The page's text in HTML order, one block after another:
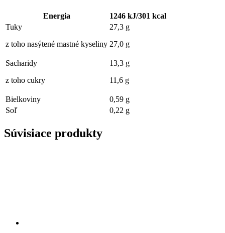
Energia
1246 kJ/301 kcal
Tuky
z toho nasýtené mastné kyseliny
27,3 g
27,0 g
Sacharidy
z toho cukry
13,3 g
11,6 g
Bielkoviny
0,59 g
Soľ
0,22 g
Súvisiace produkty